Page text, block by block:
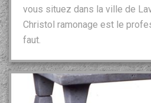
vous situez dans la ville de
Christol ramonage est le
faut.